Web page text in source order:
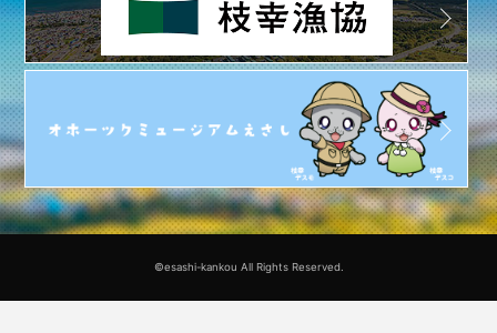
©esashi-kankou All Rights Reserved.